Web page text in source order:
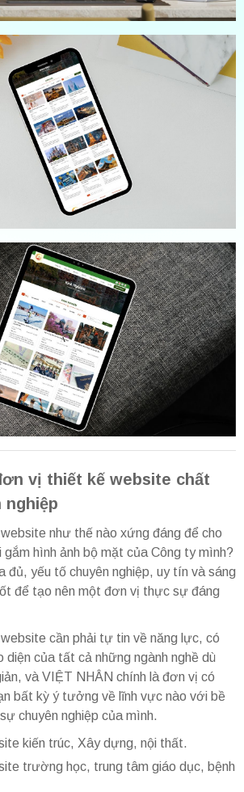
vị thiết kế website chất
nghiệp
như thế nào xứng đáng để cho
gắm hình ảnh bộ mặt của Công ty mình?
đủ, yếu tố chuyên nghiệp, uy tín và sáng
để tạo nên một đơn vị thực sự đáng
cần phải tự tin về năng lực, có
diện của tất cả những ngành nghề dù
và VIỆT NHÂN chính là đơn vị có
bất kỳ ý tưởng về lĩnh vực nào với bề
chuyên nghiệp của mình.
kiến trúc, Xây dựng, nội thất.
trường học, trung tâm giáo dục, bệnh